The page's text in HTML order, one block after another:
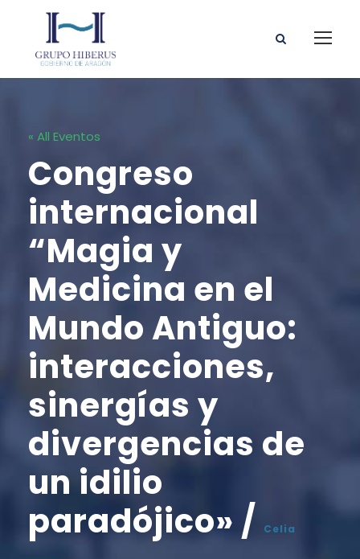
« All Eventos
Congreso
internacional
“Magia y
Medicina en el
Mundo Antiguo:
interacciones,
sinergías y
divergencias de
un idilio
paradójico» /
Celia